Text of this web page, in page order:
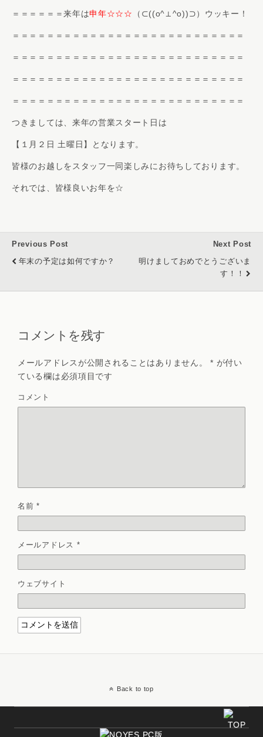
＝＝＝＝＝＝来年は申年☆☆☆ （⊂((o^⊥^o))⊃）ウッキー！
＝＝＝＝＝＝＝＝＝＝＝＝＝＝＝＝＝＝＝＝＝＝＝＝＝＝＝
＝＝＝＝＝＝＝＝＝＝＝＝＝＝＝＝＝＝＝＝＝＝＝＝＝＝＝
＝＝＝＝＝＝＝＝＝＝＝＝＝＝＝＝＝＝＝＝＝＝＝＝＝＝＝
＝＝＝＝＝＝＝＝＝＝＝＝＝＝＝＝＝＝＝＝＝＝＝＝＝＝＝
つきましては、来年の営業スタート日は
【１月２日 土曜日】となります。
皆様のお越しをスタッフ一同楽しみにお待ちしております。
それでは、皆様良いお年を☆
Previous Post
年末の予定は如何ですか？
Next Post
明けましておめでとうございま
す！！
コメントを残す
メールアドレスが公開されることはありません。 * が付い
ている欄は必須項目です
コメント
名前*
メールアドレス *
ウェブサイト
Back to top